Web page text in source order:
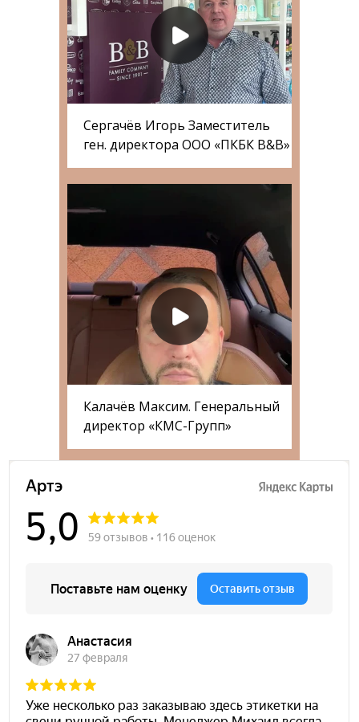
Сергачёв Игорь Заместитель
ген. директора ООО «ПКБК B&B»
Калачёв Максим. Генеральный
директор «КМС-Групп»